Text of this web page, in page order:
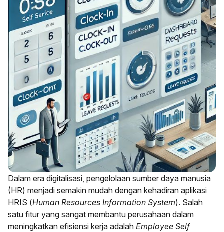
Dalam era digitalisasi, pengelolaan sumber daya manusia
(HR) menjadi semakin mudah dengan kehadiran aplikasi
HRIS (Human Resources Information System). Salah
satu fitur yang sangat membantu perusahaan dalam
meningkatkan efisiensi kerja adalah Employee Self